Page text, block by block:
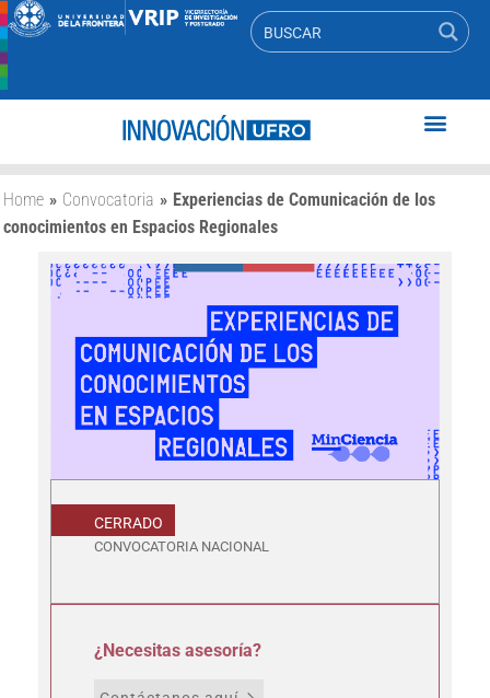
Home » Convocatoria » Experiencias de Comunicación de los
conocimientos en Espacios Regionales
CERRADO
CONVOCATORIA NACIONAL
¿Necesitas asesoría?